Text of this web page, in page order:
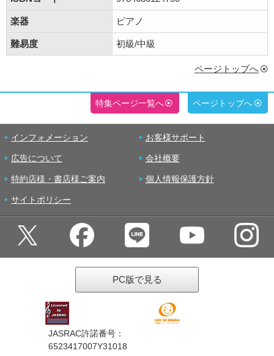
楽器 ピアノ
難易度 初級/中級
ページトップへ
特集ページ一覧へ ページトップへ
インフォメーション お客様サポート
広告について 会社概要
特約店様・書店様ご案内 個人情報保護方針
サイトポリシー
PC版で見る
JASRAC許諾番号：
6523417007Y31018